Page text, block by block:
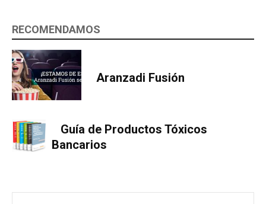
RECOMENDAMOS
Aranzadi Fusión
Guía de Productos Tóxicos
Bancarios